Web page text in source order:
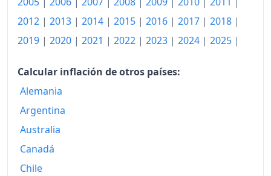
884.59
2004
905.32
2006
2007
2008
2012 | 2013 | 2014 | 2015 | 2016 | 2017 | 2018 |
2019 | 2020 | 2021 | 2022 | 2023 | 2024 | 2025 |
Calcular inflación de otros países:
Alemania
Argentina
Australia
Canadá
Chile